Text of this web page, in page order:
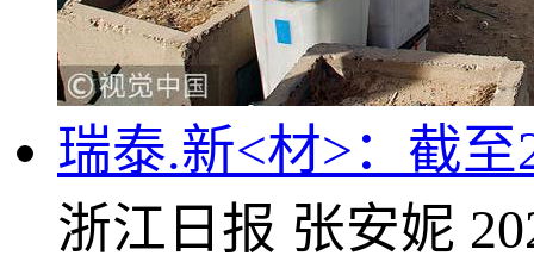
瑞泰.新<材>：截至
浙江日报 张安妮